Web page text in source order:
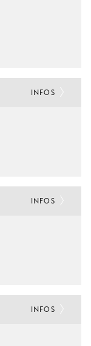
INFOS
INFOS
INFOS